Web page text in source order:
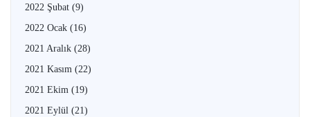
2022 Şubat (9)
2022 Ocak (16)
2021 Aralık (28)
2021 Kasım (22)
2021 Ekim (19)
2021 Eylül (21)